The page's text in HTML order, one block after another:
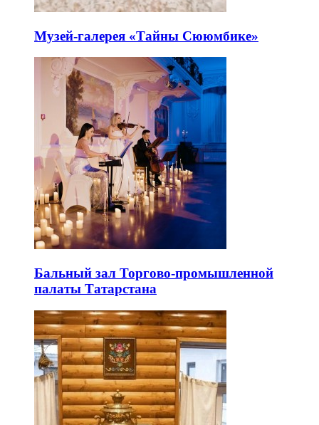
Музей-галерея «Тайны Сююмбике»
Бальный зал Торгово-промышленной
палаты Татарстана